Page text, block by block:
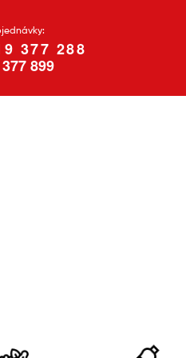
377 288
899